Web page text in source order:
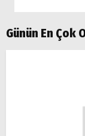
Günün En Çok